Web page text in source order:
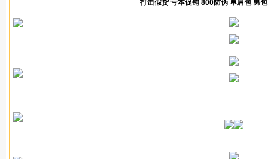
打击假货 亏本促销 800防伪 单肩包 男